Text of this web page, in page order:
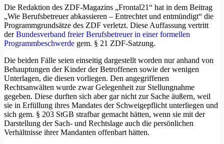
Die Redaktion des ZDF-Magazins „Frontal21“ hat in dem Beitrag
„Wie Berufsbetreuer abkassieren – Entrechtet und entmündigt“ die
Programmgrundsätze des ZDF verletzt. Diese Auffassung vertritt
derBundesverband freier Berufsbetreuer in einer formellen
Programmbeschwerde gem. § 21 ZDF-Satzung.
Die beiden Fälle seien einseitig dargestellt worden nur anhand von
Behauptungen der Kinder der Betroffenen sowie der wenigen
Unterlagen, die diesen vorliegen. Den angegriffenen
Rechtsanwälten wurde zwar Gelegenheit zur Stellungnahme
gegeben. Diese durften sich aber gar nicht zur Sache äußern, weil
sie in Erfüllung ihres Mandates der Schweigepflicht unterliegen und
sich gem. § 203 StGB strafbar gemacht hätten, wenn sie mit der
Darstellung der Sach- und Rechtslage auch die persönlichen
Verhältnisse ihrer Mandanten offenbart hätten.